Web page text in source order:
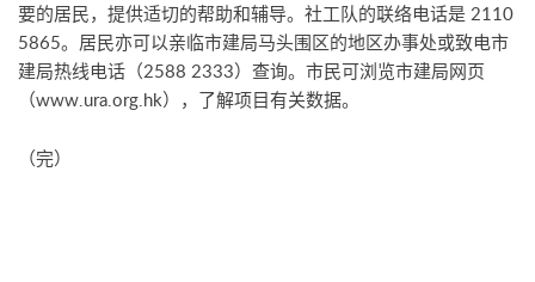
要的居民，提供适切的帮助和辅导。社工队的联络电话是 2110
5865。居民亦可以亲临市建局马头围区的地区办事处或致电市
建局热线电话（2588 2333）查询。市民可浏览市建局网页
（www.ura.org.hk），了解项目有关数据。
（完）